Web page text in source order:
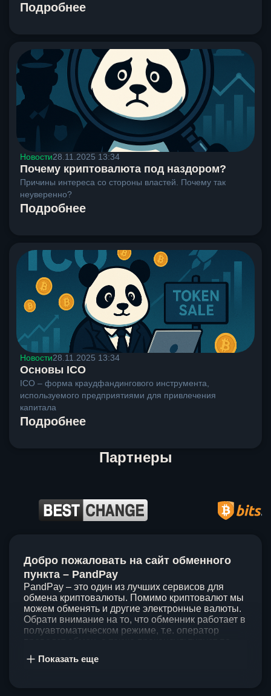
Подробнее
Новости28.11.2025 13:34
Почему криптовалюта под наздором?
Причины интереса со стороны властей. Почему так
неуверенно?
Подробнее
Новости28.11.2025 13:34
Основы ICO
ICO – форма краудфандингового инструмента,
используемого предприятиями для привлечения
капитала
Подробнее
Партнеры
Добро пожаловать на сайт обменного
пункта – PandPay
PandPay – это один из лучших сервисов для
обмена криптовалюты. Помимо криптовалют мы
можем обменять и другие электронные валюты.
Обрати внимание на то, что обменник работает в
полуавтоматическом режиме, т.е. оператор
клиентов, поэтому стараемся проводить обмены
Показать еще